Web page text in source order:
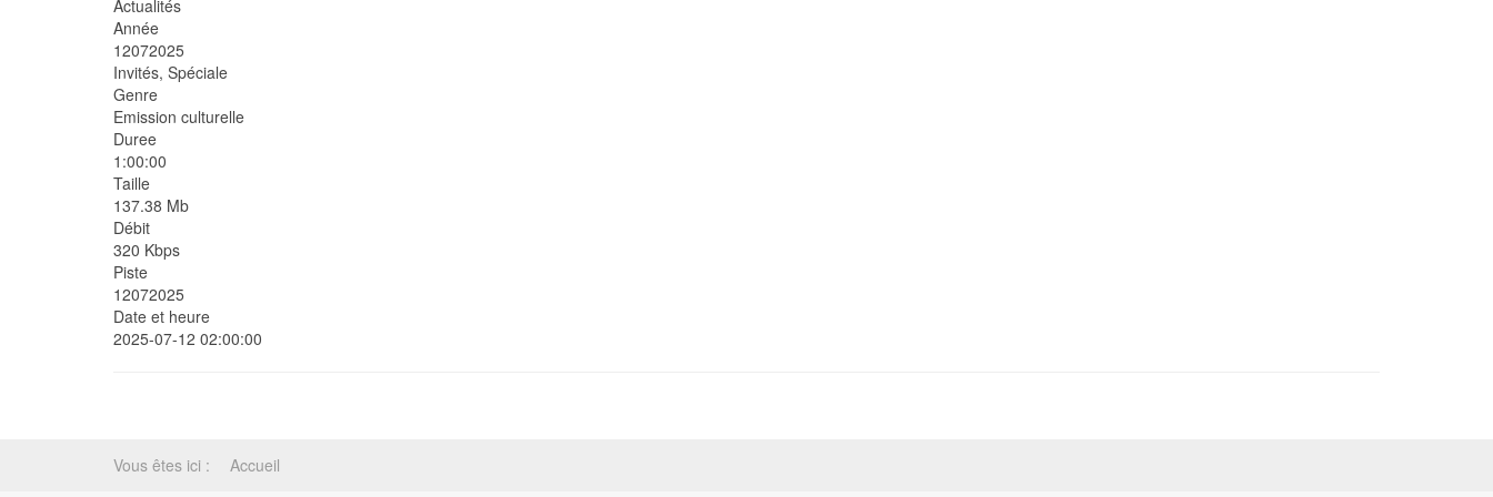
Actualités
Année
12072025
Invités, Spéciale
Genre
Emission culturelle
Duree
1:00:00
Taille
137.38 Mb
Débit
320 Kbps
Piste
12072025
Date et heure
2025-07-12 02:00:00
Vous êtes ici : Accueil